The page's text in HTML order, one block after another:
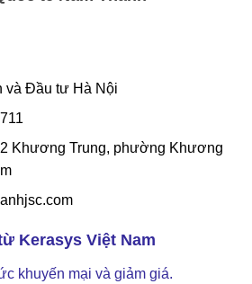
và Đầu tư Hà Nội
Khương Trung, phường Khương
Kerasys Việt Nam
khuyến mại và giảm giá.